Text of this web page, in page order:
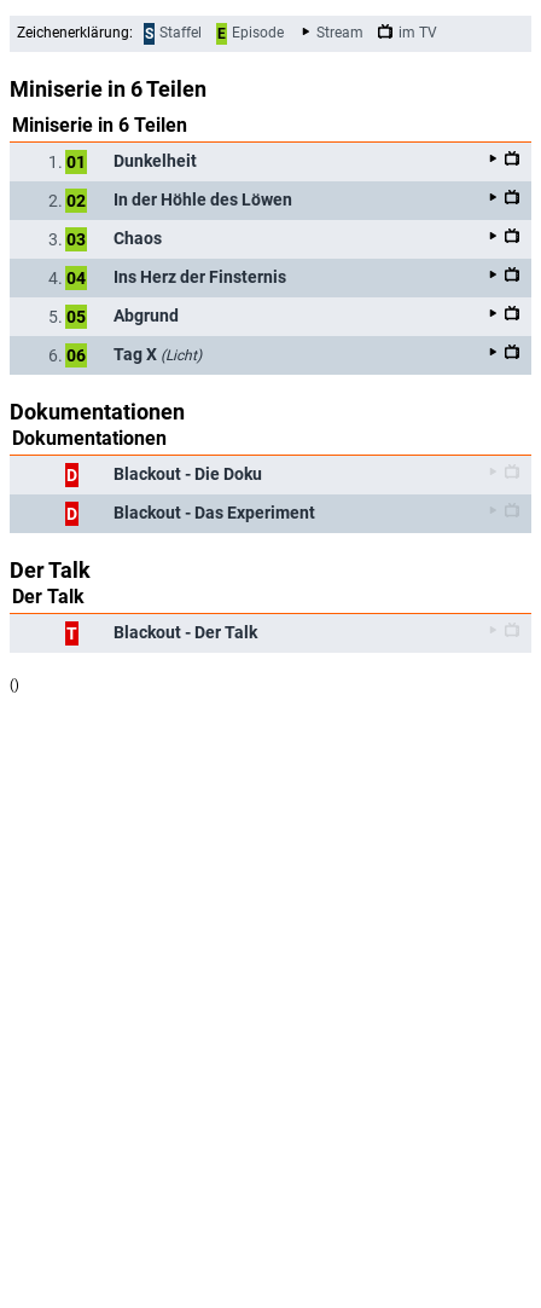
Zeichenerklärung: S Staffel E Episode Stream im TV
Miniserie in 6 Teilen
Miniserie in 6 Teilen
1. 01 Dunkelheit
2. 02 In der Höhle des Löwen
3. 03 Chaos
4. 04 Ins Herz der Finsternis
5. 05 Abgrund
6. 06 Tag X (Licht)
Dokumentationen
Dokumentationen
D Blackout - Die Doku
D Blackout - Das Experiment
Der Talk
Der Talk
T Blackout - Der Talk
()